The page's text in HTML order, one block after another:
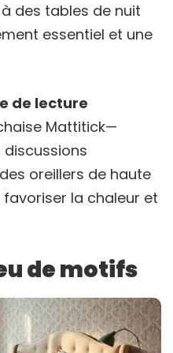
des tables de nuit
essentiel et une
de lecture
Mattitick—
oreillers de haute
la chaleur et
de motifs